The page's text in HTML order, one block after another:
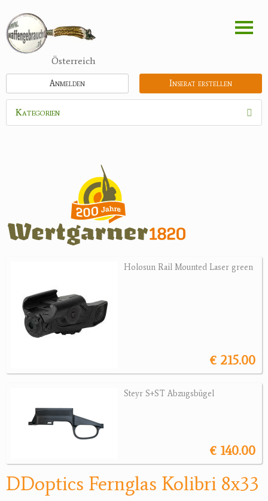
zum
Inhalt
Österreich
Inserat erstellen
Anmelden
Kategorien
Zubehör
Jagdreviere
Bücher, Videos
Holosun Rail Mounted Laser green
€ 215.00
Steyr S+ST Abzugsbügel
€ 140.00
DDoptics Fernglas Kolibri 8x33